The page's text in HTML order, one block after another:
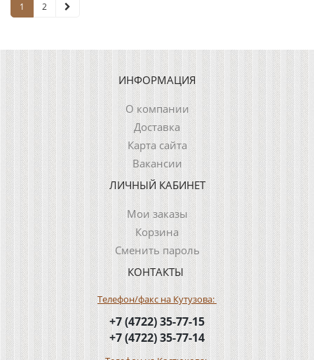
1 2
ИНФОРМАЦИЯ
О компании
Доставка
Карта сайта
Вакансии
ЛИЧНЫЙ КАБИНЕТ
Мои заказы
Корзина
Сменить пароль
КОНТАКТЫ
Телефон/факс на Кутузова:
+7 (4722) 35-77-15
+7 (4722) 35-77-14